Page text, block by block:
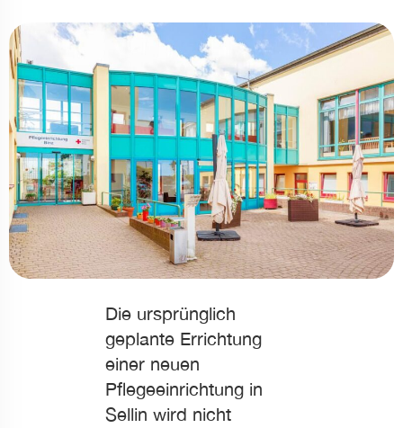
Die ursprünglich
geplante Errichtung
einer neuen
Pflegeeinrichtung in
Sellin wird nicht
Modus
Modus